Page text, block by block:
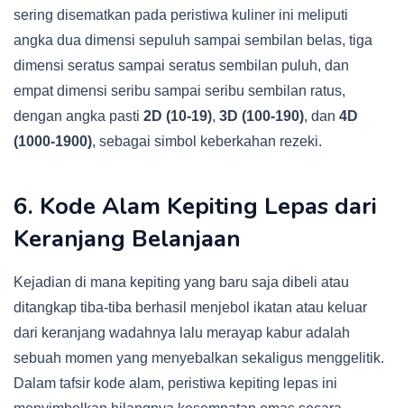
sering disematkan pada peristiwa kuliner ini meliputi
angka dua dimensi sepuluh sampai sembilan belas, tiga
dimensi seratus sampai seratus sembilan puluh, dan
empat dimensi seribu sampai seribu sembilan ratus,
dengan angka pasti 2D (10-19), 3D (100-190), dan 4D
(1000-1900), sebagai simbol keberkahan rezeki.
6. Kode Alam Kepiting Lepas dari
Keranjang Belanjaan
Kejadian di mana kepiting yang baru saja dibeli atau
ditangkap tiba-tiba berhasil menjebol ikatan atau keluar
dari keranjang wadahnya lalu merayap kabur adalah
sebuah momen yang menyebalkan sekaligus menggelitik.
Dalam tafsir kode alam, peristiwa kepiting lepas ini